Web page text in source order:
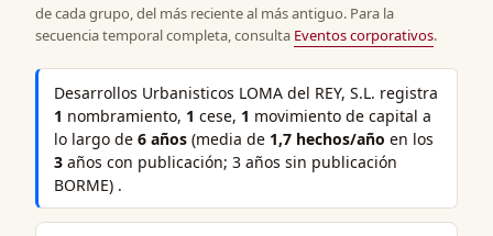
de cada grupo, del más reciente al más antiguo. Para la
secuencia temporal completa, consulta Eventos corporativos.
Desarrollos Urbanisticos LOMA del REY, S.L. registra
1 nombramiento, 1 cese, 1 movimiento de capital a
lo largo de6 años (media de 1,7 hechos/año en los
3 años con publicación; 3 años sin publicación
BORME) .